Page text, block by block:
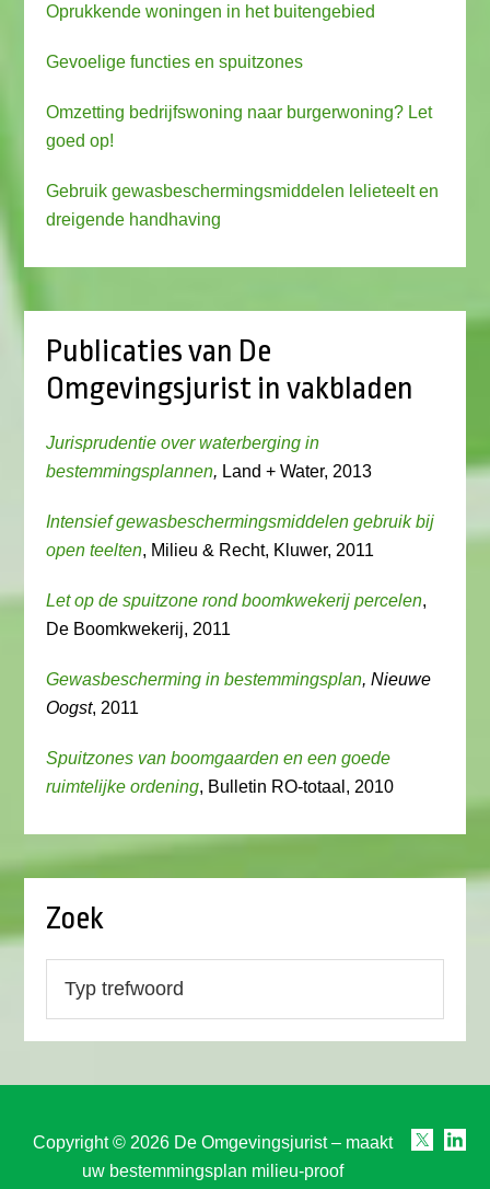
Oprukkende woningen in het buitengebied
Gevoelige functies en spuitzones
Omzetting bedrijfswoning naar burgerwoning? Let
goed op!
Gebruik gewasbeschermingsmiddelen lelieteelt en
dreigende handhaving
Publicaties van De
Omgevingsjurist in vakbladen
Jurisprudentie over waterberging in
bestemmingsplannen, Land + Water, 2013
Intensief gewasbeschermingsmiddelen gebruik bij
open teelten, Milieu & Recht, Kluwer, 2011
Let op de spuitzone rond boomkwekerij percelen,
De Boomkwekerij, 2011
Gewasbescherming in bestemmingsplan, Nieuwe
Oogst, 2011
Spuitzones van boomgaarden en een goede
ruimtelijke ordening, Bulletin RO-totaal, 2010
Zoek
Copyright © 2026 De Omgevingsjurist – maakt
uw bestemmingsplan milieu-proof